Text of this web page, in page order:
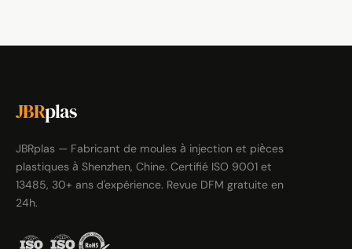
JBRplas
JBRplas — Fabricant de moules à injection et pièces
plastiques à Shenzhen, Chine. Certifié ISO 9001 et
13485, 30+ ans d'expérience. Revue DFM gratuite en
24h.